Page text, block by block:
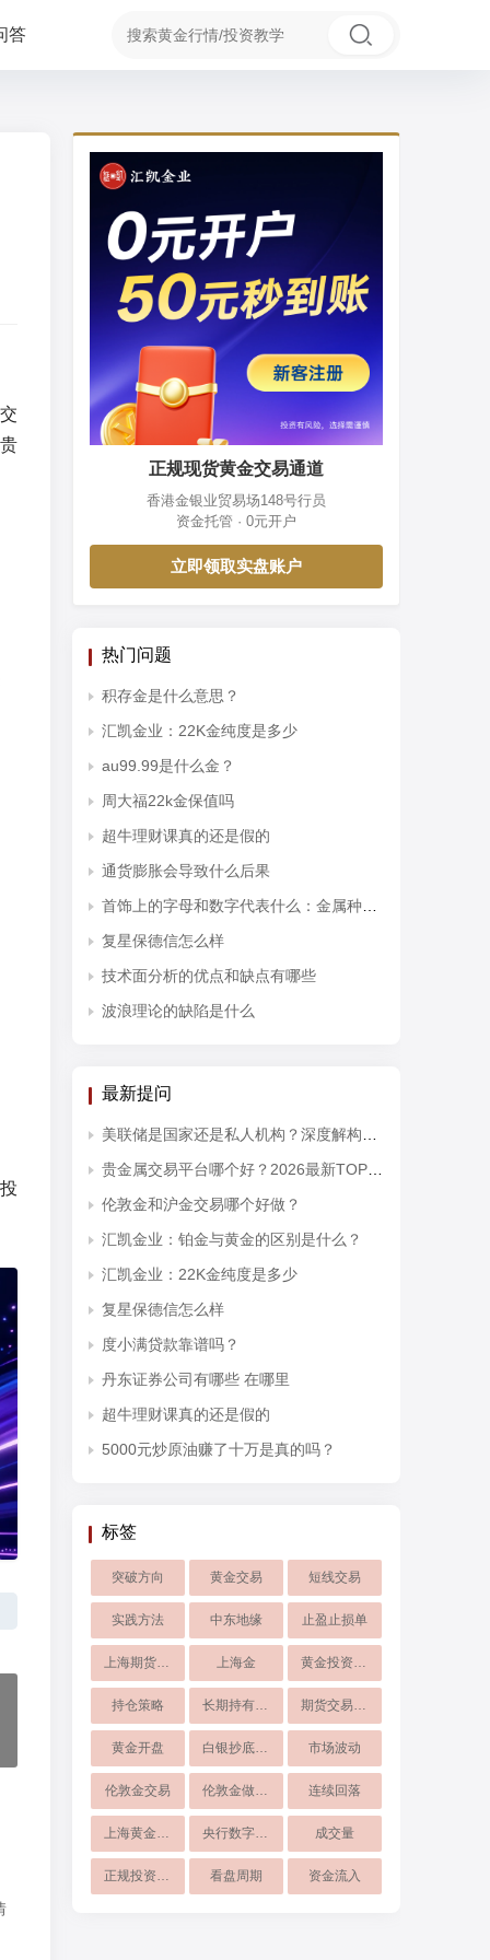
答
正规现货黄金交易通道
香港金银业贸易场148号行员
资金托管 · 0元开户
立即领取实盘账户
热门问题
积存金是什么意思？
汇凯金业：22K金纯度是多少
au99.99是什么金？
周大福22k金保值吗
超牛理财课真的还是假的
通货膨胀会导致什么后果
首饰上的字母和数字代表什么：金属种类和纯度
复星保德信怎么样
技术面分析的优点和缺点有哪些
波浪理论的缺陷是什么
最新提问
美联储是国家还是私人机构？深度解构其对黄金投资开户的宏观影响
贵金属交易平台哪个好？2026最新TOP10排行榜权威发布
伦敦金和沪金交易哪个好做？
汇凯金业：铂金与黄金的区别是什么？
汇凯金业：22K金纯度是多少
复星保德信怎么样
度小满贷款靠谱吗？
丹东证券公司有哪些 在哪里
超牛理财课真的还是假的
5000元炒原油赚了十万是真的吗？
标签
突破方向 黄金交易 短线交易
实践方法 中东地缘 止盈止损单
上海期货交易所 上海金 黄金投资成本
持仓策略 长期持有黄金 期货交易手续费
黄金开盘 白银抄底技巧 市场波动
伦敦金交易 伦敦金做空盈利逻辑 连续回落
上海黄金交易所 央行数字货币 成交量
正规投资软件 看盘周期 资金流入